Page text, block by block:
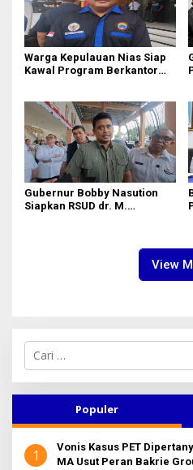
Warga Kepulauan Nias Siap
Kawal Program Berkantor
Gubernur Bobby Nasution
Siapkan RSUD dr. M.
View
C
i
n
u
k
Populer
1
Vonis Kasus PET
MA Usut Peran Bakrie